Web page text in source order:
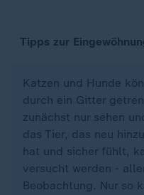
Tipps zur
Katzen und Hunde
durch ein Gitter
zunächst nur sehen
das Tier, das neu
hat und sicher fühlt,
versucht werden -
Beobachtung. Nur so